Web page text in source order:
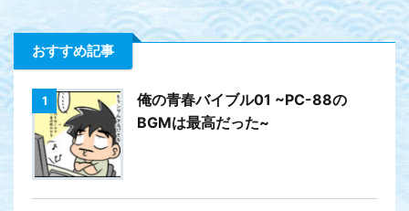
おすすめ記事
1
俺の青春バイブル01 ~PC-88の
BGMは最高だった~